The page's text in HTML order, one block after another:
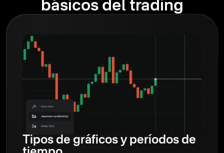
básicos del trading
Tipos de gráficos y períodos de